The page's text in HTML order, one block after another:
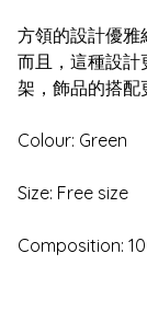
方領的設計優雅
而且，這種設計
架，飾品的搭配
Colour: Green
Size: Free size
Composition: